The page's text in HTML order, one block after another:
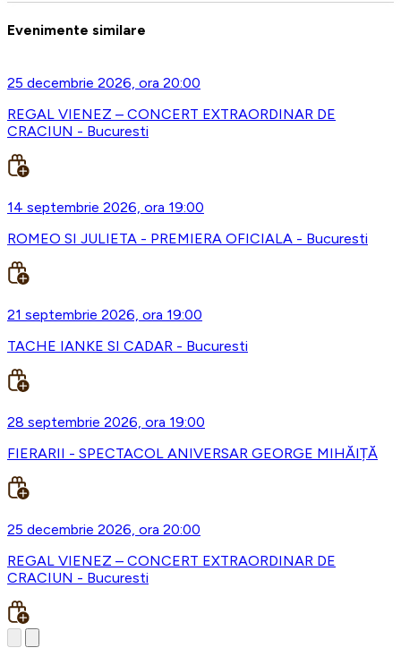
Evenimente similare
25 decembrie 2026, ora 20:00
REGAL VIENEZ – CONCERT EXTRAORDINAR DE
CRACIUN - Bucuresti
14 septembrie 2026, ora 19:00
ROMEO SI JULIETA - PREMIERA OFICIALA - Bucuresti
21 septembrie 2026, ora 19:00
TACHE IANKE SI CADAR - Bucuresti
28 septembrie 2026, ora 19:00
FIERARII - SPECTACOL ANIVERSAR GEORGE MIHĂIȚĂ
25 decembrie 2026, ora 20:00
REGAL VIENEZ – CONCERT EXTRAORDINAR DE
CRACIUN - Bucuresti